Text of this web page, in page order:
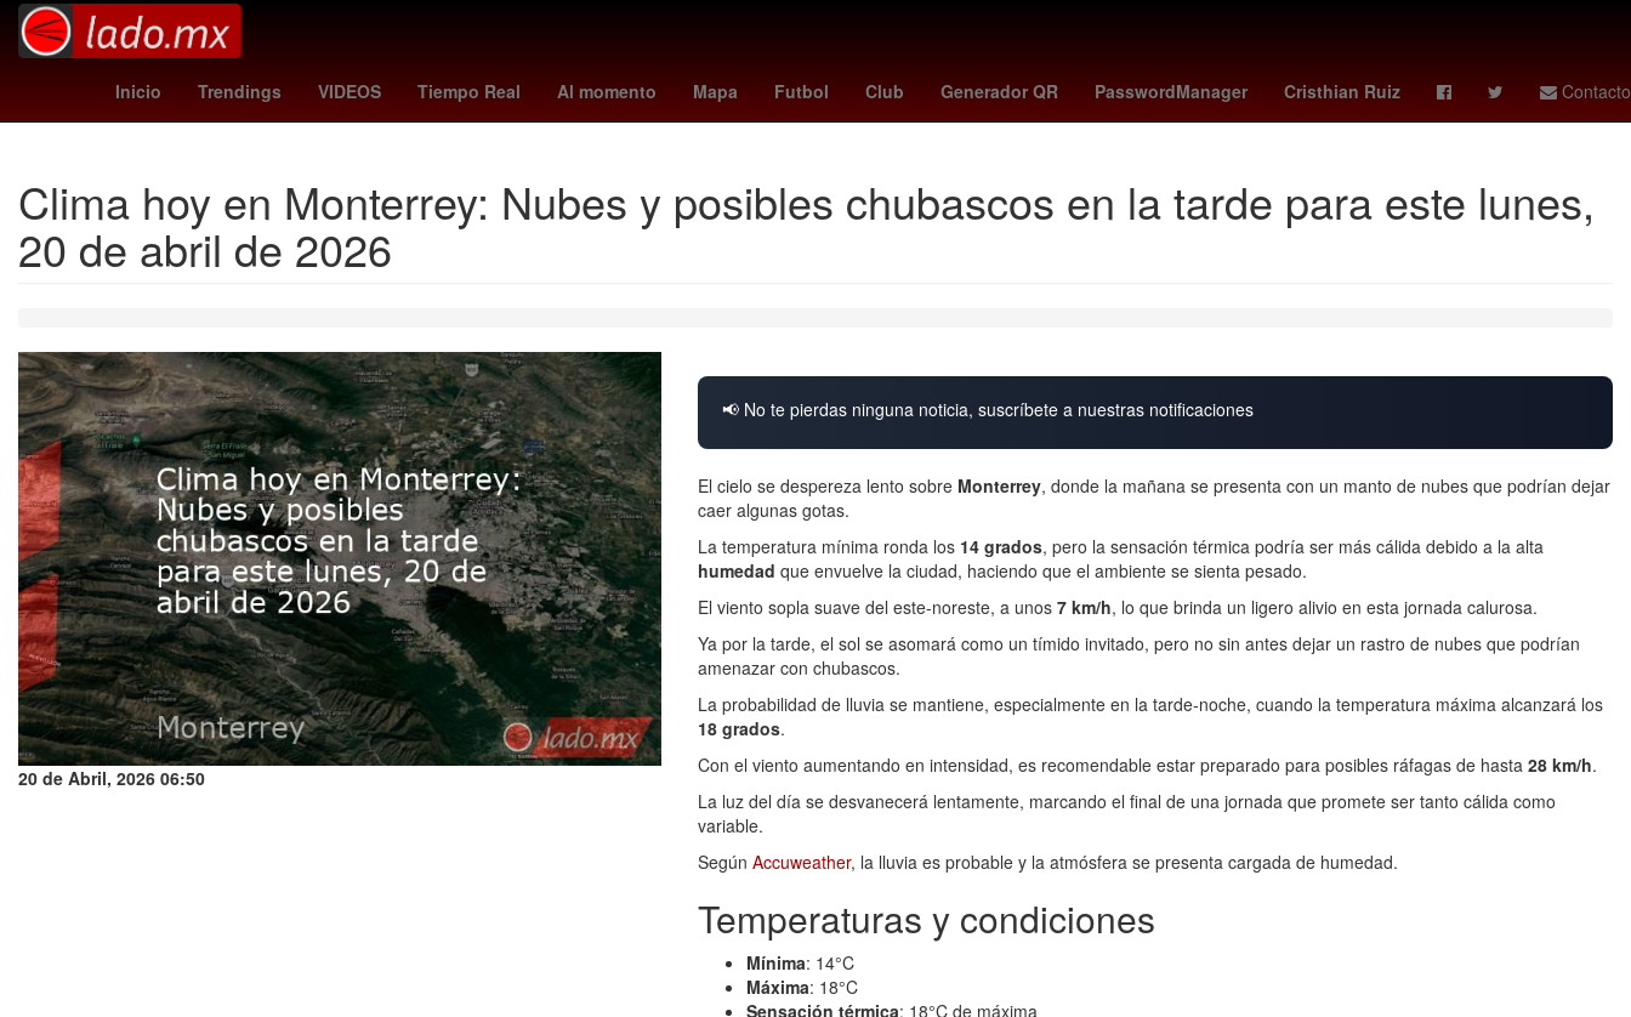
Inicio Trendings VIDEOS Tiempo Real Al momento Mapa Futbol Club Generador QR PasswordManager Cristhian Ruiz Contacto
Modest Mouse Assa Abloy Auditorio Metropolitano Puebla México Suena Villa Madero Zapotlán de Juárez Hernán Cortés Henipavirus Mario Arturo Moreno Ivanova Nueva Italia
Clima hoy en Monterrey: Nubes y posibles chubascos en la tarde para este lunes,
20 de abril de 2026
20 de Abril, 2026 06:50
📢 No te pierdas ninguna noticia, suscríbete a nuestras notificaciones
El cielo se despereza lento sobre Monterrey, donde la mañana se presenta con un manto de nubes que podrían dejar
caer algunas gotas.
La temperatura mínima ronda los 14 grados, pero la sensación térmica podría ser más cálida debido a la alta
humedad que envuelve la ciudad, haciendo que el ambiente se sienta pesado.
El viento sopla suave del este-noreste, a unos 7 km/h, lo que brinda un ligero alivio en esta jornada calurosa.
Ya por la tarde, el sol se asomará como un tímido invitado, pero no sin antes dejar un rastro de nubes que podrían
amenazar con chubascos.
La probabilidad de lluvia se mantiene, especialmente en la tarde-noche, cuando la temperatura máxima alcanzará los
18 grados.
Con el viento aumentando en intensidad, es recomendable estar preparado para posibles ráfagas de hasta 28 km/h.
La luz del día se desvanecerá lentamente, marcando el final de una jornada que promete ser tanto cálida como
variable.
Según Accuweather, la lluvia es probable y la atmósfera se presenta cargada de humedad.
Temperaturas y condiciones
Mínima: 14°C
Máxima: 18°C
Sensación térmica: 18°C de máxima